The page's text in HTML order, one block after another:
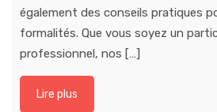
également des conseils pratiques
formalités. Que vous soyez un
professionnel, nos […]
Lire plus